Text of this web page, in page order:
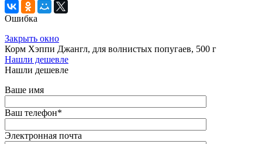
Ошибка
Закрыть окно
Корм Хэппи Джангл, для волнистых попугаев, 500 г
Нашли дешевле
Нашли дешевле
Ваше имя
Ваш телефон*
Электронная почта